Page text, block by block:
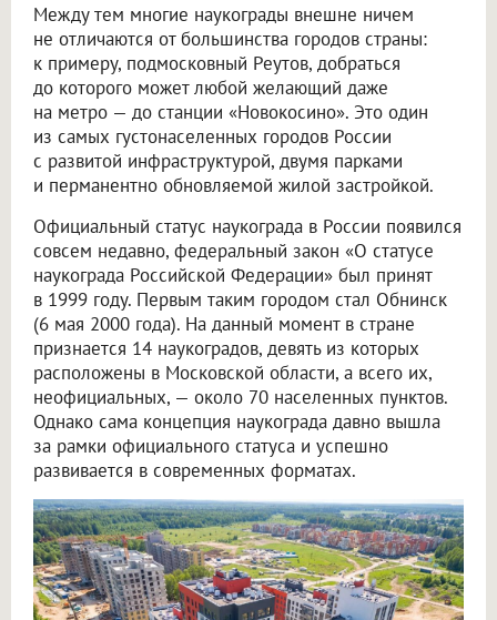
Между тем многие наукограды внешне ничем
не отличаются от большинства городов страны:
к примеру, подмосковный Реутов, добраться
до которого может любой желающий даже
на метро — до станции «Новокосино». Это один
из самых густонаселенных городов России
с развитой инфраструктурой, двумя парками
и перманентно обновляемой жилой застройкой.
Официальный статус наукограда в России появился
совсем недавно, федеральный закон «О статусе
наукограда Российской Федерации» был принят
в 1999 году. Первым таким городом стал Обнинск
(6 мая 2000 года). На данный момент в стране
признается 14 наукоградов, девять из которых
расположены в Московской области, а всего их,
неофициальных, — около 70 населенных пунктов.
Однако сама концепция наукограда давно вышла
за рамки официального статуса и успешно
развивается в современных форматах.